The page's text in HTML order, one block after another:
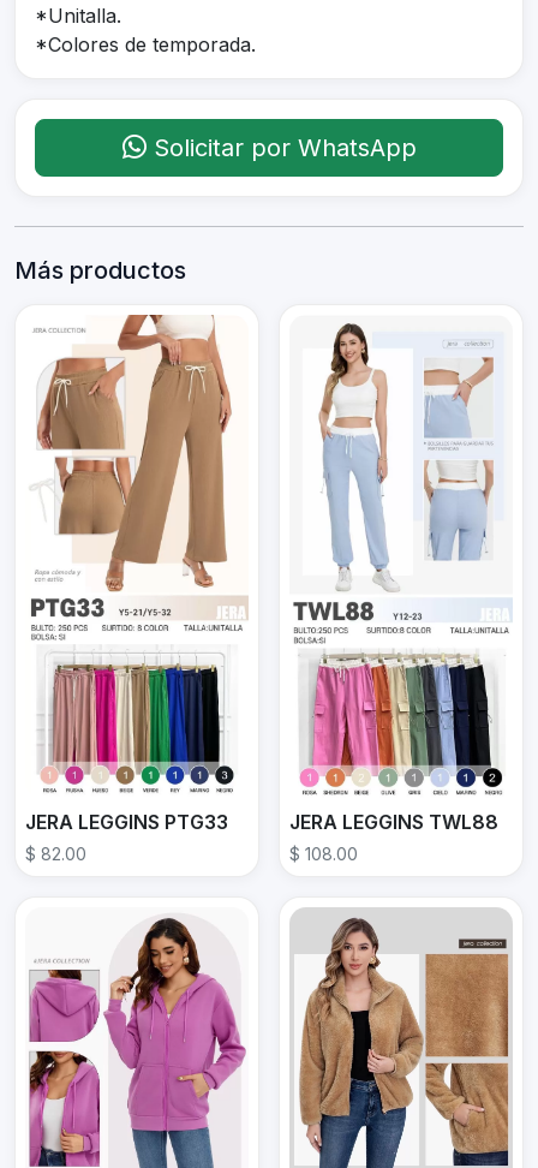
*Unitalla.
*Colores de temporada.
Solicitar por WhatsApp
Más productos
JERA LEGGINS PTG33
$ 82.00
JERA LEGGINS TWL88
$ 108.00